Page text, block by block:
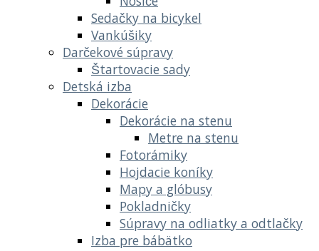
Sedačky na bicykel
Vankúšiky
Darčekové súpravy
Štartovacie sady
Detská izba
Dekorácie
Dekorácie na stenu
Metre na stenu
Fotorámiky
Hojdacie koníky
Mapy a glóbusy
Pokladničky
Súpravy na odliatky a odtlačky
Izba pre bábätko